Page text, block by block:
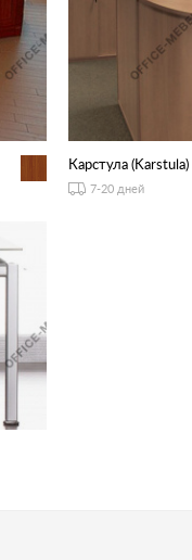
Карстула (Karstula)
7-20 дней